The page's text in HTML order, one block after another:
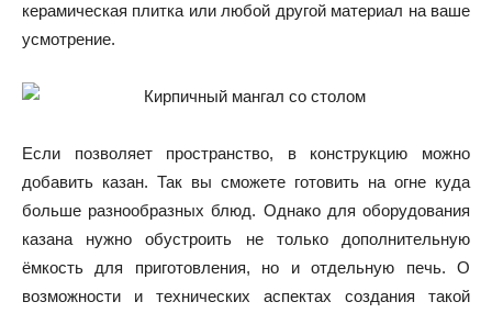
керамическая плитка или любой другой материал на ваше
усмотрение.
Если позволяет пространство, в конструкцию можно
добавить казан. Так вы сможете готовить на огне куда
больше разнообразных блюд. Однако для оборудования
казана нужно обустроить не только дополнительную
ёмкость для приготовления, но и отдельную печь. О
возможности и технических аспектах создания такой